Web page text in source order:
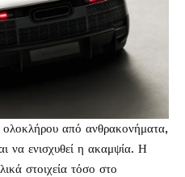
από ανθρακονήματα,
να ενισχυθεί η ακαμψία. Η
στοιχεία τόσο στο